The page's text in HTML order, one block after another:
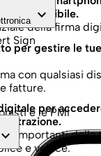
ecosostenibile.
della firma
Sign
keyboard_arrow_down
per gestire le
con qualsiasi
fatture.
e le PMI
per
importanti della
e veloce.
keyboard_arrow_down